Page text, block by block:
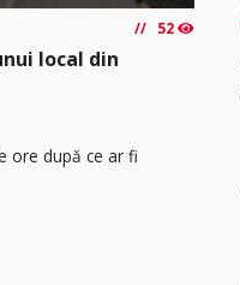
52
local din
ore după ce ar fi